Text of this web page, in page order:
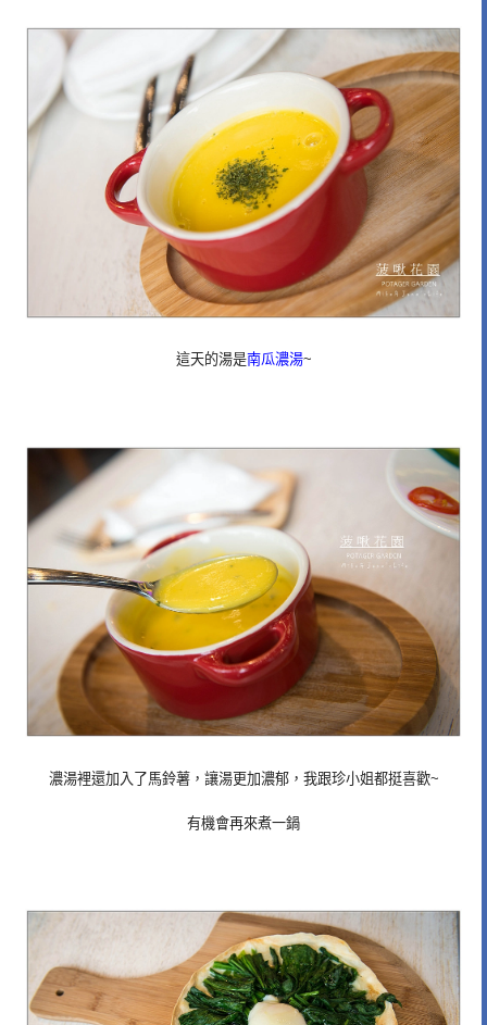
這天的湯是南瓜濃湯~
濃湯裡還加入了馬鈴薯，讓湯更加濃郁，我跟珍小姐都挺喜歡~
有機會再來煮一鍋